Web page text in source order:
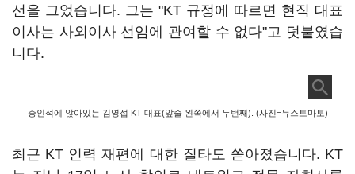
선을 그었습니다. 그는 "KT 규정에 따르면 현직 대표
이사는 사외이사 선임에 관여할 수 없다"고 덧붙였습
니다.
증인석에 앉아있는 김영섭 KT 대표(앞줄 왼쪽에서 두번째). (사진=뉴스토마토)
최근 KT 인력 재편에 대한 질타도 쏟아졌습니다. KT